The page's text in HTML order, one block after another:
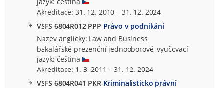
Akreditace: 31. 12. 2010 – 31. 12. 2024
↳ VSFS 6804R012 PPP Právo v podnikání
Název anglicky: Law and Business
bakalářské prezenční jednooborové, vyučovací
jazyk: čeština
Akreditace: 1. 3. 2011 – 31. 12. 2024
↳ VSFS 6804R041 PKR Kriminalisticko právní